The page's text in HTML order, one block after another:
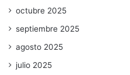
octubre 2025
septiembre 2025
agosto 2025
julio 2025